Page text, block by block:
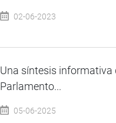
02-06-2023
Una síntesis informativa
Parlamento...
05-06-2025